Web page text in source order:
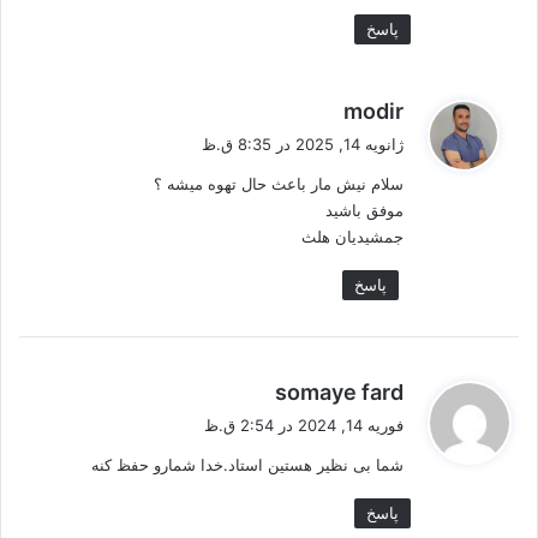
پاسخ
modir
ت
:
ژانویه 14, 2025 در 8:35 ق.ظ
سلام نیش مار باعث حال تهوه میشه ؟
موفق باشید
جمشیدیان هلث
پاسخ
somaye fard
:
فوریه 14, 2024 در 2:54 ق.ظ
شما بی نظیر هستین استاد.خدا شمارو حفظ کنه
پاسخ